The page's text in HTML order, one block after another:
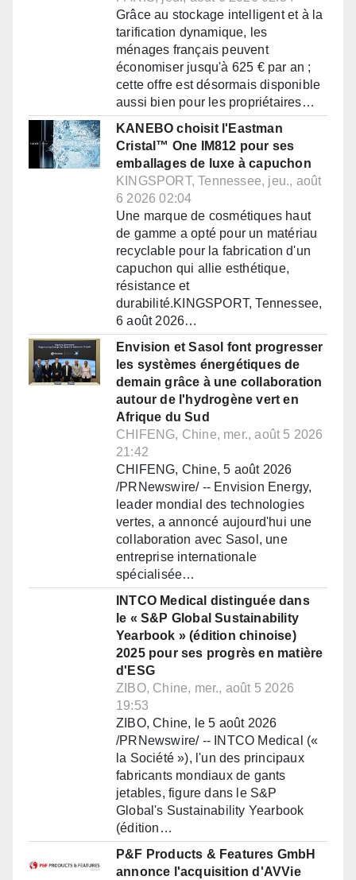
Grâce au stockage intelligent et à la
tarification dynamique, les
ménages français peuvent
économiser jusqu'à 625 € par an ;
cette offre est désormais disponible
aussi bien pour les propriétaires…
KANEBO choisit l'Eastman
Cristal™ One IM812 pour ses
emballages de luxe à capuchon
KINGSPORT, Tennessee, jeu., août
6 2026 02:04
Une marque de cosmétiques haut
de gamme a opté pour un matériau
recyclable pour la fabrication d'un
capuchon qui allie esthétique,
résistance et
durabilité.KINGSPORT, Tennessee,
6 août 2026…
Envision et Sasol font progresser
les systèmes énergétiques de
demain grâce à une collaboration
autour de l'hydrogène vert en
Afrique du Sud
CHIFENG, Chine, mer., août 5 2026
21:42
CHIFENG, Chine, 5 août 2026
/PRNewswire/ -- Envision Energy,
leader mondial des technologies
vertes, a annoncé aujourd'hui une
collaboration avec Sasol, une
entreprise internationale
spécialisée…
INTCO Medical distinguée dans
le « S&P Global Sustainability
Yearbook » (édition chinoise)
2025 pour ses progrès en matière
d'ESG
ZIBO, Chine, mer., août 5 2026
19:53
ZIBO, Chine, le 5 août 2026
/PRNewswire/ -- INTCO Medical («
la Société »), l'un des principaux
fabricants mondiaux de gants
jetables, figure dans le S&P
Global's Sustainability Yearbook
(édition…
P&F Products & Features GmbH
annonce l'acquisition d'AVVie